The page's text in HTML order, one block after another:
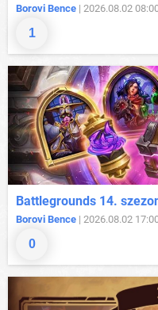
1
Borovi Bence | 2026.08.02
0
Battlegrounds 14.
Borovi Bence | 2026.08.02